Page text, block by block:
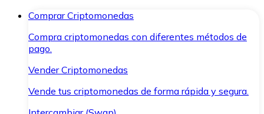
Comprar Criptomonedas
Compra criptomonedas con diferentes métodos de
pago.
Vender Criptomonedas
Vende tus criptomonedas de forma rápida y segura.